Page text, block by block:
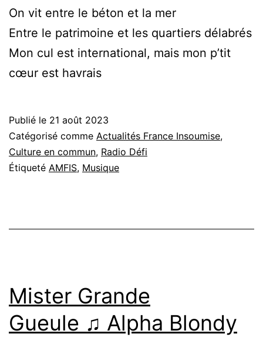
On vit entre le béton et la mer
Entre le patrimoine et les quartiers délabrés
Mon cul est international, mais mon p’tit
cœur est havrais
Publié le 21 août 2023
Catégorisé comme Actualités France Insoumise,
Culture en commun, Radio Défi
Étiqueté AMFIS, Musique
Mister Grande
Gueule ♫ Alpha Blondy